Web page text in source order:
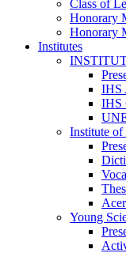
Class of
Honorary
Honorary
Institutes
IHS
IHS
Institute
Young